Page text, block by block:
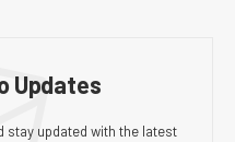
Updates
updated with the latest